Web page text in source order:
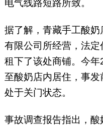
电气线路短路所致。
据了解，青藏手工酸
有限公司所经营，法
租下了该处商铺。今
至酸奶店内居住，事
处于关门状态。
事故调查报告指出，